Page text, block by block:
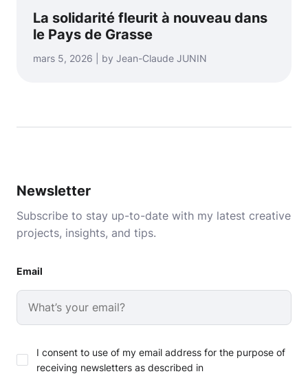
La solidarité fleurit à nouveau dans
le Pays de Grasse
mars 5, 2026 | by Jean-Claude JUNIN
Newsletter
Subscribe to stay up-to-date with my latest creative
projects, insights, and tips.
Email
I consent to use of my email address for the purpose of
receiving newsletters as described in